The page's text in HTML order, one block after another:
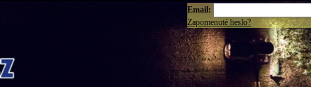
Email:
Zapomenuté heslo?